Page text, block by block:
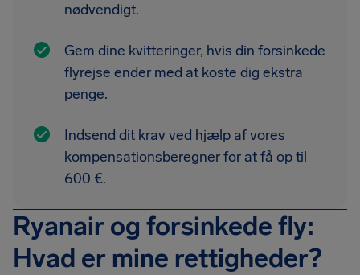
nødvendigt.
Gem dine kvitteringer, hvis din forsinkede
flyrejse ender med at koste dig ekstra
penge.
Indsend dit krav ved hjælp af vores
kompensationsberegner for at få op til
600 €.
Ryanair og forsinkede fly:
Hvad er mine rettigheder?